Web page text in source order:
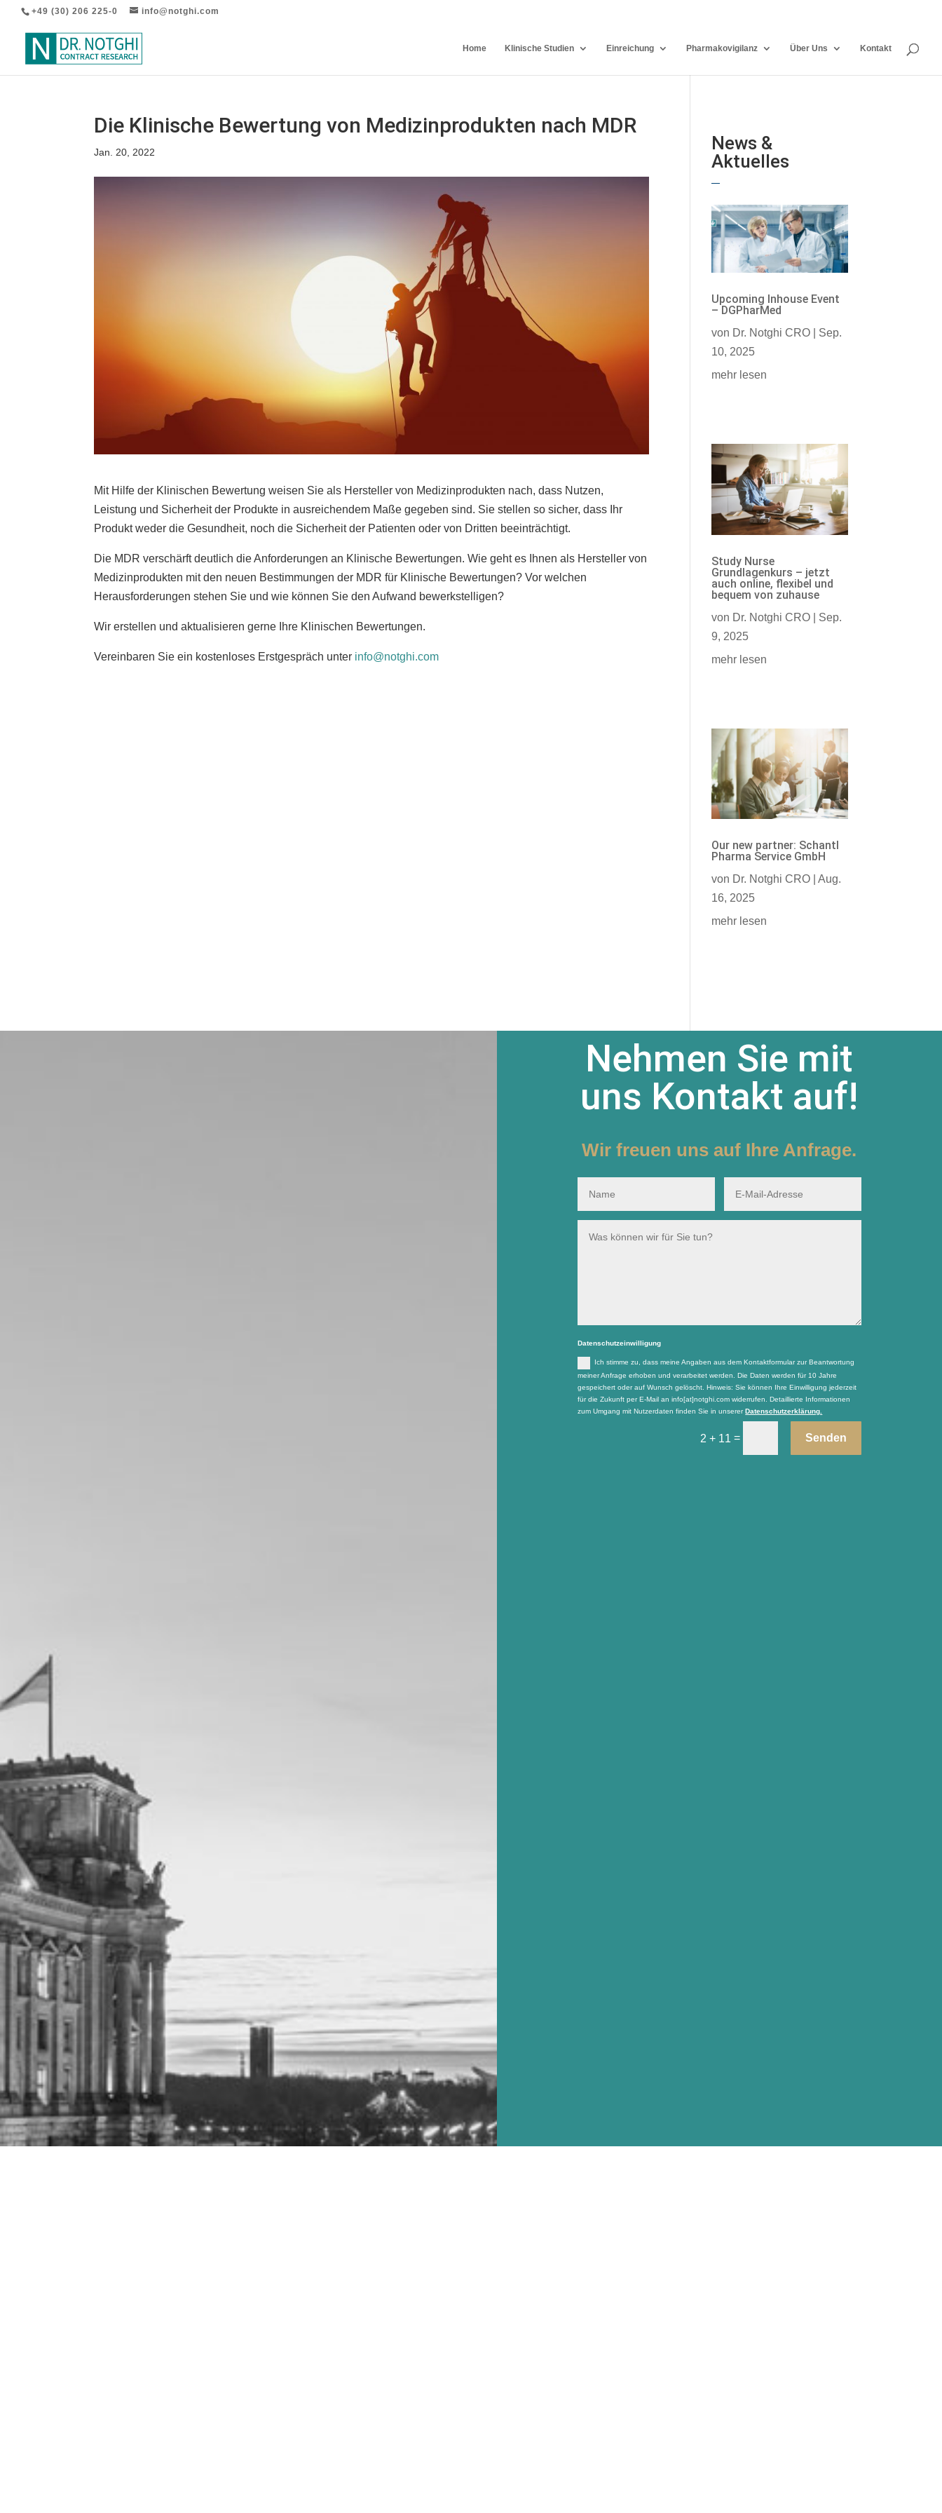
+49 (30) 206 225-0 info@notghi.com
Home Klinische Studien Einreichung Pharmakovigilanz Über Uns Kontakt
Die Klinische Bewertung von Medizinprodukten nach MDR
Jan. 20, 2022
Mit Hilfe der Klinischen Bewertung weisen Sie als Hersteller von Medizinprodukten nach, dass Nutzen,
Leistung und Sicherheit der Produkte in ausreichendem Maße gegeben sind. Sie stellen so sicher, dass Ihr
Produkt weder die Gesundheit, noch die Sicherheit der Patienten oder von Dritten beeinträchtigt.
Die MDR verschärft deutlich die Anforderungen an Klinische Bewertungen. Wie geht es Ihnen als Hersteller von
Medizinprodukten mit den neuen Bestimmungen der MDR für Klinische Bewertungen? Vor welchen
Herausforderungen stehen Sie und wie können Sie den Aufwand bewerkstelligen?
Wir erstellen und aktualisieren gerne Ihre Klinischen Bewertungen.
Vereinbaren Sie ein kostenloses Erstgespräch unter info@notghi.com
News &
Aktuelles
Upcoming Inhouse Event
– DGPharMed
von Dr. Notghi CRO
Sep.
10, 2025
mehr lesen
Study Nurse
Grundlagenkurs – jetzt
auch online, flexibel und
bequem von zuhause
von Dr. Notghi CRO
Sep.
9, 2025
mehr lesen
Our new partner: Schantl
Pharma Service GmbH
von Dr. Notghi CRO |Aug.
16, 2025
mehr lesen
Nehmen Sie mit
uns Kontakt auf!
Wir freuen uns auf Ihre Anfrage.
Datenschutzeinwilligung
Ich stimme zu, dass meine Angaben aus dem Kontaktformular zur Beantwortung
meiner Anfrage erhoben und verarbeitet werden. Die Daten werden für 10 Jahre
gespeichert oder auf Wunsch gelöscht. Hinweis: Sie können Ihre Einwilligung jederzeit
für die Zukunft per E-Mail an info[at]notghi.com widerrufen. Detaillierte Informationen
zum Umgang mit Nutzerdaten finden Sie in unsererDatenschutzerklärung.
2 + 11 = Senden